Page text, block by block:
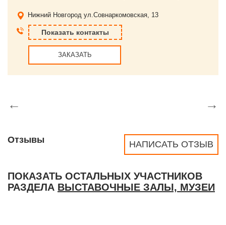
Нижний Новгород ул.Совнаркомовская, 13
Показать контакты
ЗАКАЗАТЬ
← →
НАПИСАТЬ ОТЗЫВ
Отзывы
ПОКАЗАТЬ ОСТАЛЬНЫХ УЧАСТНИКОВ
РАЗДЕЛА ВЫСТАВОЧНЫЕ ЗАЛЫ, МУЗЕИ